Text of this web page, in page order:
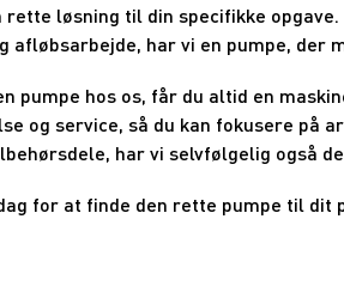
rette løsning til din specifikke
afløbsarbejde, har vi en pumpe, der
pumpe hos os, får du altid en
og service, så du kan fokusere på
har vi selvfølgelig også
for at finde den rette pumpe til dit